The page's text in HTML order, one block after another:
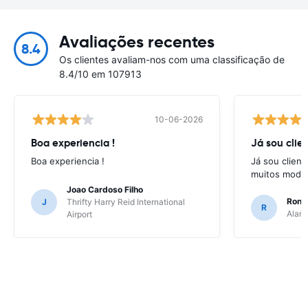
8.4 Avaliações recentes
Os clientes avaliam-nos com uma classificação de
8.4/10 em 107913
10-06-2026
Boa experiencia !
Boa experiencia !
J
Joao Cardoso Filho
Thrifty Harry Reid International
Airport
Já sou
Já sou
muitos
R